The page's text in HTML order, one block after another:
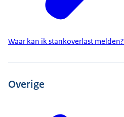
Waar kan ik stankoverlast melden?
Overige